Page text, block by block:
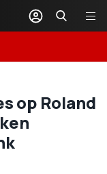
op Roland